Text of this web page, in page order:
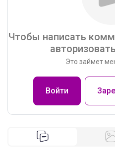
Чтобы написать
Это займет
Войти